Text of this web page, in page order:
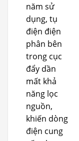
năm sử
dụng, tụ
điện điện
phân bên
trong cục
đẩy dần
mất khả
năng lọc
nguồn,
khiến dòng
điện cung